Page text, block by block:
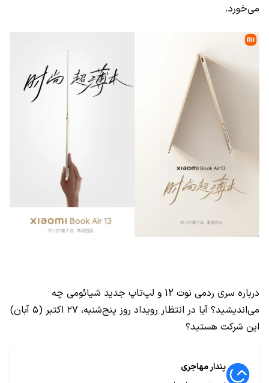
می‌خورد.
درباره سری ردمی نوت 12 و لپ‌تاپ جدید شیائومی چه
می‌اندیشید؟ آیا در انتظار رویداد روز پنج‌شنبه، ۲۷ اکتبر (۵ آبان)
این شرکت هستید؟
پندار مهاجری